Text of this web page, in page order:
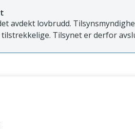
avdekt lovbrudd.
Tilsynet er derfor